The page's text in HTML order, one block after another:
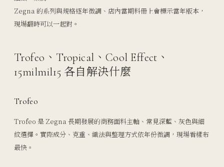
Zegna 的系列與規格逐年微調、店內當期料冊上會標示當年版本，
現場翻時可以一起對。
Trofeo、Tropical、Cool Effect、
15milmil15 各自解決什麼
Trofeo
Trofeo 是 Zegna 長期發展的商務面料主軸、常見深藍、灰色與細
紋選擇。實際成分、克重、織法與整理方式依年份微調，現場看樣布
最快。